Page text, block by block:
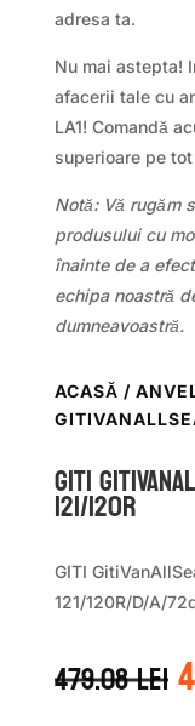
adresa ta.
Nu mai astepta!
afacerii tale cu
LA1! Comandă
superioare pe
Notă: Vă rugăm
produsului cu
înainte de a
echipa noastră
dumneavoastră.
ACASĂ /
GITI
121/120R
GITI
121/120R/D/A/
479.08lei